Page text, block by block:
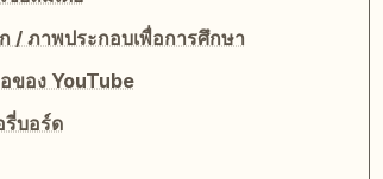
/ ภาพประกอบเพื่อการศึกษา
ของ YouTube
บอร์ด